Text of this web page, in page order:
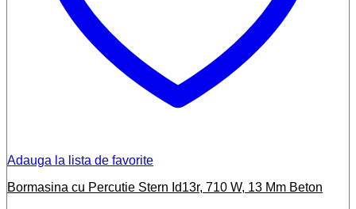
Adauga la lista de favorite
Bormasina cu Percutie Stern Id13r, 710 W, 13 Mm Beton